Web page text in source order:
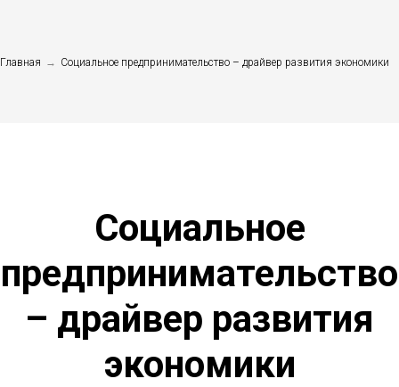
Главная → Социальное предпринимательство – драйвер развития экономики
Социальное
предпринимательство
– драйвер развития
экономики